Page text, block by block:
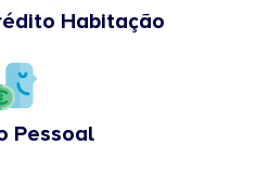
Habitação
Pessoal